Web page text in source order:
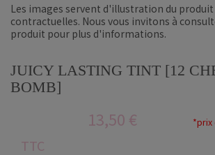
Les images servent d'illustration du
contractuelles. Nous vous invitons à
produit pour plus d'informations.
JUICY LASTING TINT [12
BOMB]
13,50 € *prix
TTC